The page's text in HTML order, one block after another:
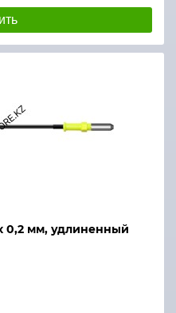
0,2 мм, удлиненный